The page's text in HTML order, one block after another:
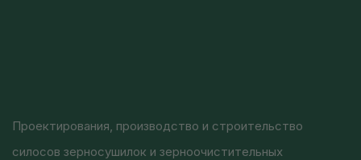
Проектирования, производство и строительство
силосов зерносушилок и зерноочистительных